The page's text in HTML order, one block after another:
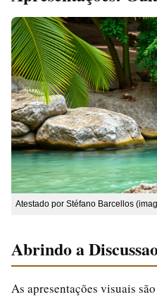
Atestado por Stéfano Barcellos
Abrindo a
As apresentações visuais